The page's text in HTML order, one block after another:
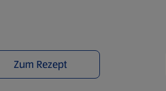
Zum Rezept